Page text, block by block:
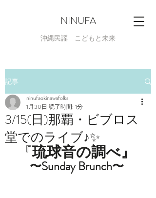
NINUFA
​沖縄民謡 こどもと未来
記事
3/15(日)那覇・ビブロス
堂でのライブ♪✨
ninufaokinawafolks
1月30日 読了時間: 1分
『琉球音の調べ』
〜Sunday Brunch〜